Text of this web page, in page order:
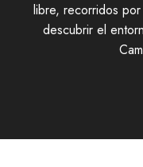
libre, recorridos
descubrir el